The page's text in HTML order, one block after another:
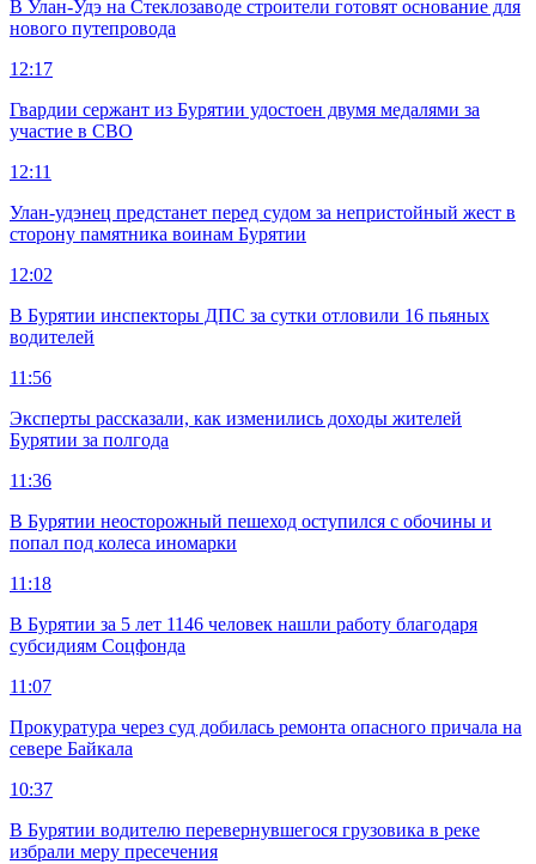
В Улан-Удэ на Стеклозаводе строители готовят основание для
нового путепровода
12:17
Гвардии сержант из Бурятии удостоен двумя медалями за
участие в СВО
12:11
Улан-удэнец предстанет перед судом за непристойный жест в
сторону памятника воинам Бурятии
12:02
В Бурятии инспекторы ДПС за сутки отловили 16 пьяных
водителей
11:56
Эксперты рассказали, как изменились доходы жителей
Бурятии за полгода
11:36
В Бурятии неосторожный пешеход оступился с обочины и
попал под колеса иномарки
11:18
В Бурятии за 5 лет 1146 человек нашли работу благодаря
субсидиям Соцфонда
11:07
Прокуратура через суд добилась ремонта опасного причала на
севере Байкала
10:37
В Бурятии водителю перевернувшегося грузовика в реке
избрали меру пресечения